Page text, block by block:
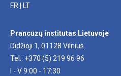
FR LT
Prancūzų institutas Lietuvoje
Didžioji 1, 01128 Vilnius
Tel.: +370 (5) 219 96 96
I - V 9:00 - 17:30